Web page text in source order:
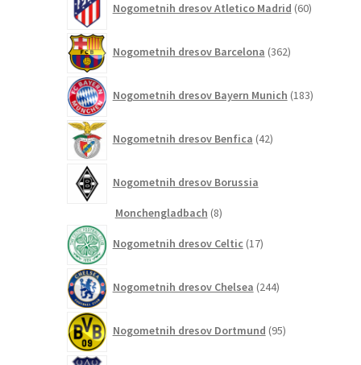
Nogometnih dresov Atletico Madrid 60izdelkov
Nogometnih dresov Barcelona 362izdelkov
Nogometnih dresov Bayern Munich 183izdelkov
Nogometnih dresov Benfica 42izdelkov
Nogometnih dresov Borussia
Monchengladbach 88
Nogometnih dresov Celtic 17izdelkov
Nogometnih dresov Chelsea 244izdelkov
Nogometnih dresov Dortmund 95izdelkov